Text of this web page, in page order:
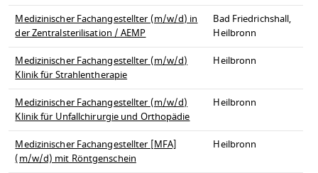
Medizinischer Fachangestellter (m/w/d) in
der Zentralsterilisation / AEMP
Bad Friedrichshall,
Heilbronn
Medizinischer Fachangestellter (m/w/d)
Klinik für Strahlentherapie
Heilbronn
Medizinischer Fachangestellter (m/w/d)
Klinik für Unfallchirurgie und Orthopädie
Heilbronn
Medizinischer Fachangestellter [MFA]
(m/w/d) mit Röntgenschein
Heilbronn